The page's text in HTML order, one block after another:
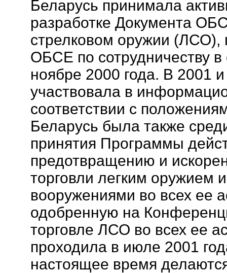
Беларусь принимала
разработке Документа
стрелковом оружии
ОБСЕ по сотрудничеству в
ноябре 2000 года. В 2001
участвовала в
соответствии с
Беларусь была также
принятия Программы
предотвращению и
торговли легким оружием
вооружениями во всех ее
одобренную на
торговле ЛСО во всех ее
проходила в июле 2001
настоящее время